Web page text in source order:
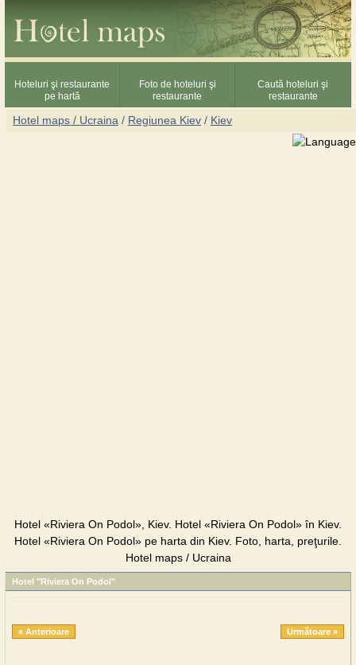
Hoteluri şi restaurante
pe hartă
Foto de hoteluri şi
restaurante
Caută hoteluri şi
restaurante
Hotel maps / Ucraina / Regiunea Kiev / Kiev
Hotel «Riviera On Podol», Kiev. Hotel «Riviera On Podol» în Kiev.
Hotel «Riviera On Podol» pe harta din Kiev. Foto, harta, preţurile.
Hotel maps / Ucraina
Hotel "Riviera On Podol"
« Anterioare Următoare »